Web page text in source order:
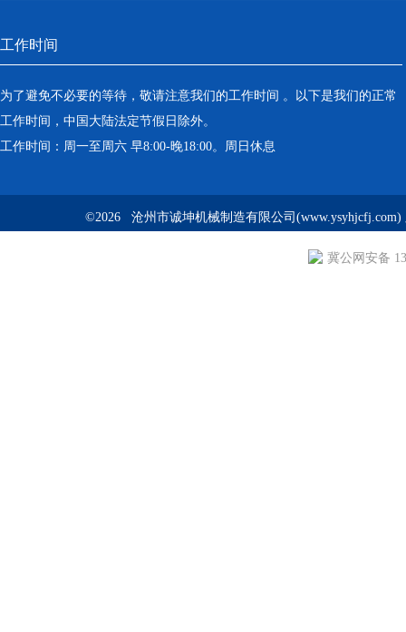
工作时间
为了避免不必要的等待，敬请注意我们的工作时间 。以下是我们的正常
工作时间，中国大陆法定节假日除外。
工作时间：周一至周六 早8:00-晚18:00。周日休息
©2026 沧州市诚坤机械制造有限公司
冀公网安备